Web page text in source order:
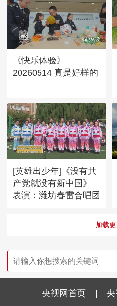
《快乐体验》
20260514 真是好样的
[英雄出少年]《没有共
产党就没有新中国》
表演：潍坊春雷合唱团
加载更
央视网首页 | 央